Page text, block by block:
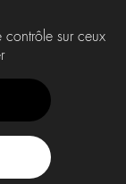
sur ceux